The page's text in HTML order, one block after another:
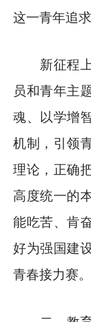
这一青年追
新征程上
员和青年主
魂、以学增
机制，引领
理论，正确
高度统一的
能吃苦、肯
好为强国建
青春接力赛。